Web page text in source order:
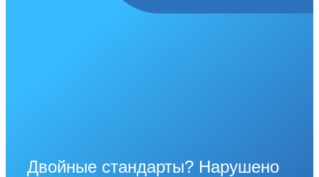
Двойные стандарты? Нарушено